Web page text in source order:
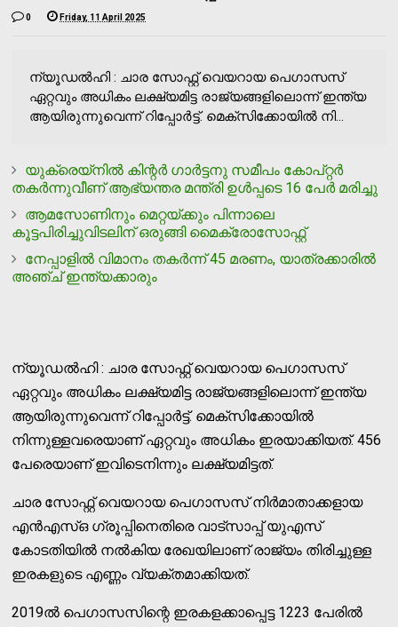
0 Friday, 11 April 2025
ന്യൂഡല്‍ഹി : ചാര സോഫ്റ്റ് വെയറായ പെഗാസസ്
ഏറ്റവും അധികം ലക്ഷ്യമിട്ട രാജ്യങ്ങളിലൊന്ന് ഇന്ത്യ
ആയിരുന്നുവെന്ന് റിപ്പോര്‍ട്ട്. മെക്സിക്കോയില്‍ നി...
യുക്രെയ്‌നില്‍ കിന്റര്‍ ഗാര്‍ട്ടനു സമീപം കോപ്റ്റര്‍
തകര്‍ന്നുവീണ് ആഭ്യന്തര മന്ത്രി ഉള്‍പ്പടെ 16 പേര്‍ മരിച്ചു
ആമസോണിനും മെറ്റയ്ക്കും പിന്നാലെ
കൂട്ടപിരിച്ചുവിടലിന് ഒരുങ്ങി മൈക്രോസോഫ്റ്റ്
നേപ്പാളില്‍ വിമാനം തകര്‍ന്ന് 45 മരണം, യാത്രക്കാരില്‍
അഞ്ച് ഇന്ത്യക്കാരും
ന്യൂഡല്‍ഹി : ചാര സോഫ്റ്റ് വെയറായ പെഗാസസ്
ഏറ്റവും അധികം ലക്ഷ്യമിട്ട രാജ്യങ്ങളിലൊന്ന് ഇന്ത്യ
ആയിരുന്നുവെന്ന് റിപ്പോര്‍ട്ട്. മെക്സിക്കോയില്‍
നിന്നുള്ളവരെയാണ് ഏറ്റവും അധികം ഇരയാക്കിയത്. 456
പേരെയാണ് ഇവിടെനിന്നും ലക്ഷ്യമിട്ടത്.
ചാര സോഫ്റ്റ് വെയറായ പെഗാസസ് നിര്‍മാതാക്കളായ
എന്‍എസ്ഒ ഗ്രൂപ്പിനെതിരെ വാട്സാപ്പ് യുഎസ്
കോടതിയില്‍ നല്‍കിയ രേഖയിലാണ് രാജ്യം തിരിച്ചുള്ള
ഇരകളുടെ എണ്ണം വ്യക്തമാക്കിയത്.
2019ല്‍ പെഗാസസിന്റെ ഇരകളക്കാപ്പെട്ട 1223 പേരില്‍